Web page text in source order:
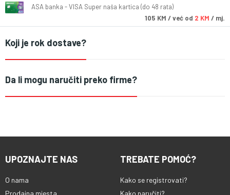
ASA banka - VISA Super naša kartica (do 48 rata)
105 KM / već od 2 KM / mj.
Koji je rok dostave?
Da li mogu naručiti preko firme?
UPOZNAJTE NAS
O nama
TREBATE POMOĆ?
Kako se registrovati?